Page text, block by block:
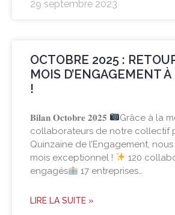
29 septembre 2023
OCTOBRE 2025 :
MOIS D’ENGAGEMENT À
!
𝐁𝐢𝐥𝐚𝐧 𝐎𝐜𝐭𝐨𝐛𝐫𝐞 𝟐𝟎𝟐𝟓
Grâce à la
collaborateurs de notre collectif
Quinzaine de l’Engagement,
mois exceptionnel !
120
engagés
17 entreprises…
LIRE LA SUITE »